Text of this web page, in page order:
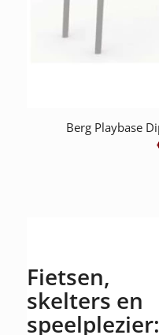
Berg Playbase
Fietsen,
skelters en
speelplezier: